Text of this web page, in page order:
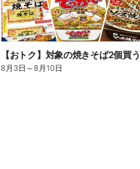
8月3日 ～8月10日